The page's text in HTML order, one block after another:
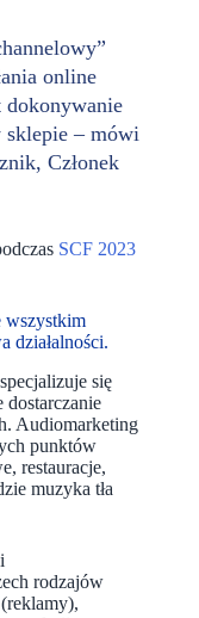
online
– mówi
Członek
SCF 2023
wszystkim
działalności.
się
Audiomarketing
punktów
restauracje,
muzyka tła
rodzajów